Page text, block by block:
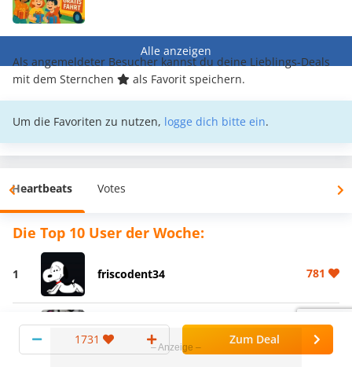
Alle anzeigen
Als angemeldeter Besucher kannst du deine Lieblings-Deals
mit dem Sternchen
als Favorit speichern.
Um die Favoriten zu nutzen, logge dich bitte ein.
Heartbeats Votes
Die Top 10 User der Woche:
1 friscodent34 781
KekseKekseKekse
1731 Zum Deal